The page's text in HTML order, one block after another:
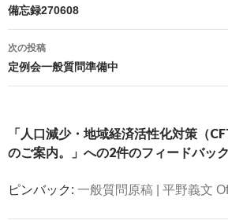
ビ
ゲ
ー
ョ
ン
備忘録270608
次の投稿
定例会一般質問準備中
「人口減少・地域経済活性化対策（
のご案内。」への2件のフィードバック
ピンバック: 一般質問原稿 | 平野義文